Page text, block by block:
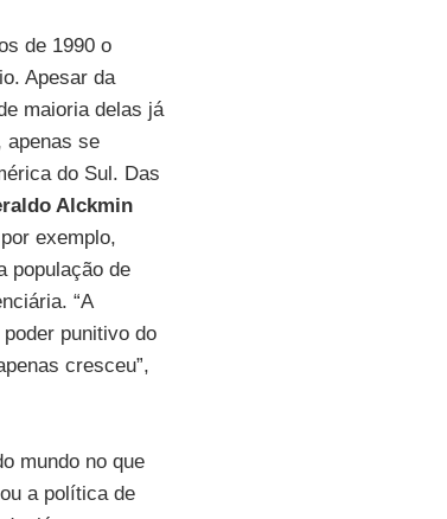
de 1990 o
Apesar da
maioria delas já
apenas se
do Sul. Das
Alckmin
exemplo,
população de
“A
punitivo do
cresceu”,
mundo no que
a política de